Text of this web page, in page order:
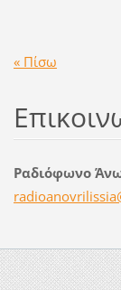
« Πίσω
Ραδιόφωνο
radioanovrilissi